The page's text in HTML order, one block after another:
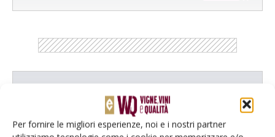
Per fornire le migliori esperienze, noi e i nostri partner
Catalogo Aziende e Prodotti
Un modo semplice per cercare un'azienda o un
prodotto!